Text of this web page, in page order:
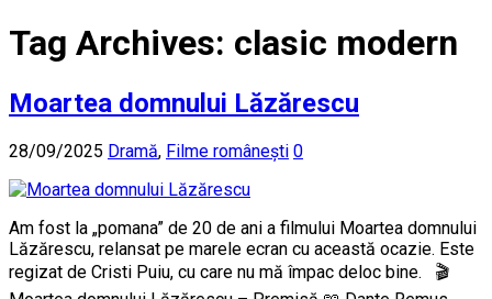
Tag Archives: clasic modern
Moartea domnului Lăzărescu
28/09/2025 Dramă, Filme românești 0
Am fost la „pomana” de 20 de ani a filmului Moartea domnului
Lăzărescu, relansat pe marele ecran cu această ocazie. Este
regizat de Cristi Puiu, cu care nu mă împac deloc bine. 🎬